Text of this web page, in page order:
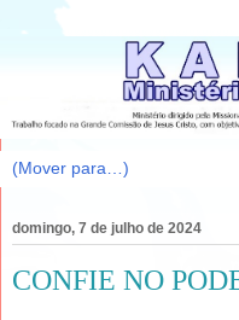
domingo, 7 de julho de 2024
CONFIE NO